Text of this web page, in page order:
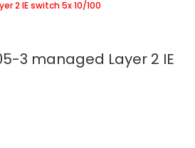
2 IE switch 5x 10/100
3 managed Layer 2 IE